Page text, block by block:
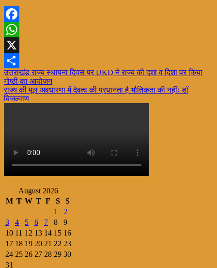
Facebook
WhatsApp
X
Share
Post
navigation
उत्तराखंड राज्य स्थापना दिवस पर UKD ने राज्य की दशा व दिशा पर किया
गोष्ठी का आयोजन
राज्य की मूल अवधारणा में देवत्व की प्रधानता है भौतिकता की नहींः डॉ
बिजल्वाण
August 2026
M T W T F S
S
1
2
3
4 5 6 7 8
9
10 11 12 13 14 15 16
17 18 19 20 21 22 23
24 25 26 27 28 29 30
31